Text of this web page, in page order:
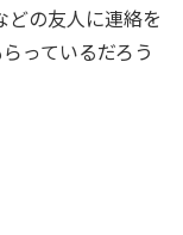
どの友人に連絡を
っているだろう